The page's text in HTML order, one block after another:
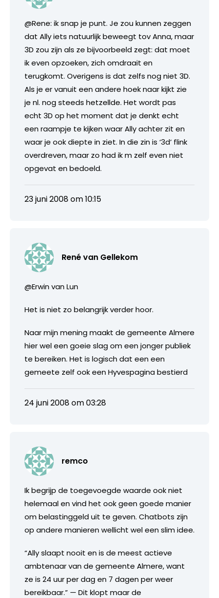
@Rene: ik snap je punt. Je zou kunnen zeggen
dat Ally iets natuurlijk beweegt tov Anna, maar
3D zou zijn als ze bijvoorbeeld zegt: dat moet
ik even opzoeken, zich omdraait en
terugkomt. Overigens is dat zelfs nog niet 3D.
Als je er vanuit een andere hoek naar kijkt zie
je nl. nog steeds hetzellde. Het wordt pas
echt 3D op het moment dat je denkt echt
een raampje te kijken waar Ally achter zit en
waar je ook diepte in ziet. In die zin is ‘3d’ flink
overdreven, maar zo had ik m zelf even niet
opgevat en bedoeld.
23 juni 2008 om 10:15
René van Gellekom
@Erwin van Lun
Het is niet zo belangrijk verder hoor.
Naar mijn mening maakt de gemeente Almere
hier wel een goeie slag om een jonger publiek
te bereiken. Het is logisch dat een een
gemeete zelf ook een Hyvespagina bestierd
24 juni 2008 om 03:28
remco
Ik begrijp de toegevoegde waarde ook niet
helemaal en vind het ook geen goede manier
om belastinggeld uit te geven. Chatbots zijn
op andere manieren wellicht wel een slim idee.
“Ally slaapt nooit en is de meest actieve
ambtenaar van de gemeente Almere, want
ze is 24 uur per dag en 7 dagen per weer
bereikbaar.” — Dit klopt maar de